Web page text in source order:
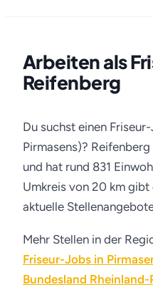
Arbeiten als
Reifenberg
Du suchst einen
Pirmasens)?
und hat rund 831
Umkreis von 20 km gibt
aktuelle
Mehr Stellen in der
Friseur-Jobs in
Bundesland Rheinland-